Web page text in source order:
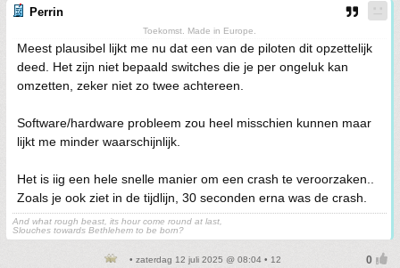
Perrin
Toekomst. Made in Europe.
Meest plausibel lijkt me nu dat een van de piloten dit opzettelijk
deed. Het zijn niet bepaald switches die je per ongeluk kan
omzetten, zeker niet zo twee achtereen.
Software/hardware probleem zou heel misschien kunnen maar
lijkt me minder waarschijnlijk.
Het is iig een hele snelle manier om een crash te veroorzaken..
Zoals je ook ziet in de tijdlijn, 30 seconden erna was de crash.
And what rough beast, its hour come round at last,
Slouches towards Bethlehem to be born?
• zaterdag 12 juli 2025 @ 08:04 • 12